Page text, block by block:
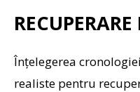
Înțelegerea
realiste pentru